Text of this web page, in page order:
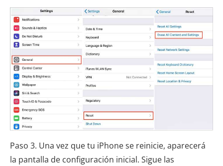
Paso 3. Una vez que tu iPhone se reinicie, aparecerá
la pantalla de configuración inicial. Sigue las